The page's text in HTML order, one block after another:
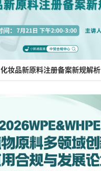
化妆品新原料注册备案新规解析